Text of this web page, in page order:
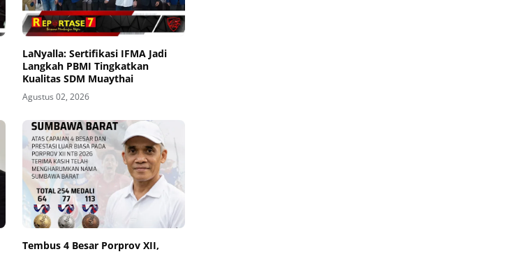
LaNyalla: Sertifikasi IFMA Jadi
Langkah PBMI Tingkatkan
Kualitas SDM Muaythai
Agustus 02, 2026
Tembus 4 Besar Porprov XII,